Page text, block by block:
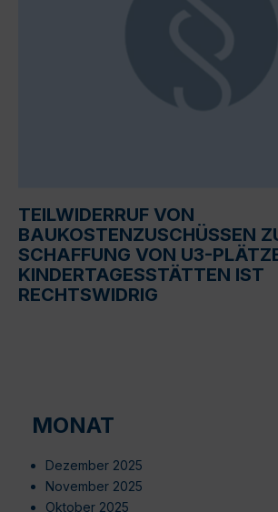
TEILWIDERRUF VON
BAUKOSTENZUSCHÜSSEN
SCHAFFUNG VON U3-
KINDERTAGESSTÄTTEN IST
RECHTSWIDRIG
MONAT
Dezember 2025
November 2025
Oktober 2025